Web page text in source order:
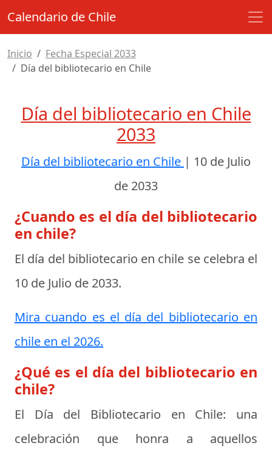
Calendario de Chile
Inicio
Fecha Especial 2033
Día del bibliotecario en Chile
Día del bibliotecario en Chile
2033
Día del bibliotecario en Chile | 10 de Julio
de 2033
¿Cuando es el día del bibliotecario
en chile?
El día del bibliotecario en chile se celebra el
10 de Julio de 2033.
Mira cuando es el día del bibliotecario en
chile en el 2026.
¿Qué es el día del bibliotecario en
chile?
El Día del Bibliotecario en Chile: una
celebración que honra a aquellos